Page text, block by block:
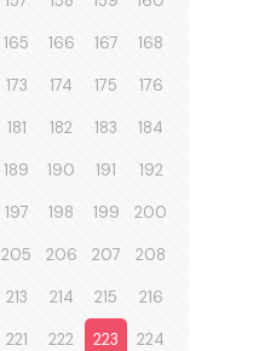
165 166 167 168
173 174 175 176
181 182 183 184
189 190 191 192
197 198 199 200
205 206 207 208
213 214 215 216
221 222 223 224